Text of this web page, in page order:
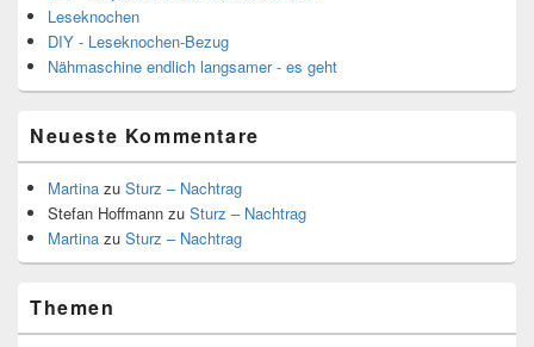
Leseknochen
DIY - Leseknochen-Bezug
Nähmaschine endlich langsamer - es geht
Neueste Kommentare
Martina zu Sturz – Nachtrag
Stefan Hoffmann zu Sturz – Nachtrag
Martina zu Sturz – Nachtrag
Themen